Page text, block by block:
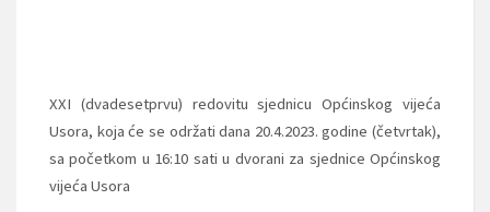
XXI (dvadesetprvu) redovitu sjednicu Općinskog vijeća
Usora, koja će se održati dana 20.4.2023. godine (četvrtak),
sa početkom u 16:10 sati u dvorani za sjednice Općinskog
vijeća Usora